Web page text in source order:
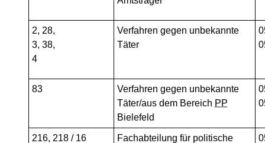
2, 28,
3, 38,
4
Verfahren gegen unbekannte
Täter
83
Verfahren gegen unbekannte
Täter/aus dem Bereich PP
Bielefeld
216, 218 / 16
Fachabteilung für politische